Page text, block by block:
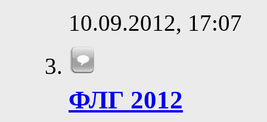
10.09.2012, 17:07
ФЛГ 2012